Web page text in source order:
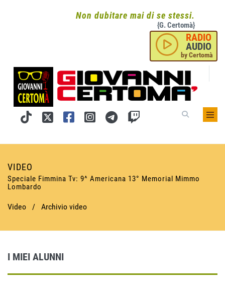
Non dubitare mai di se stessi.
{G. Certomà}
RADIO
AUDIO
by Certomà
VIDEO
Speciale Fimmina Tv: 9^ Americana 13° Memorial Mimmo
Lombardo
Video / Archivio video
I MIEI ALUNNI